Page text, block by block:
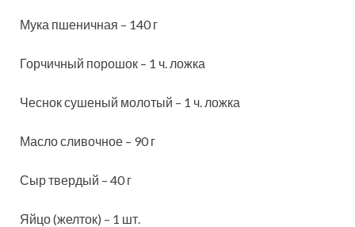
Мука пшеничная – 140 г
Горчичный порошок – 1 ч. ложка
Чеснок сушеный молотый – 1 ч. ложка
Масло сливочное – 90 г
Сыр твердый – 40 г
Яйцо (желток) – 1 шт.